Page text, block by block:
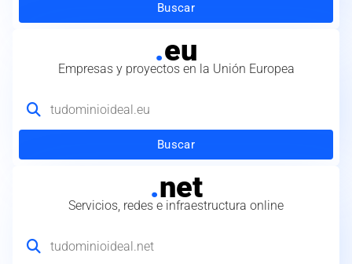
Buscar
.eu
Empresas y proyectos en la Unión Europea
Buscar
.net
Servicios, redes e infraestructura online